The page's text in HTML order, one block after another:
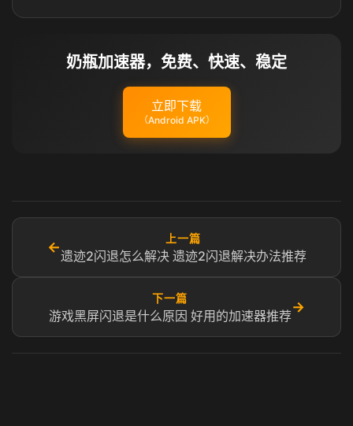
奶瓶加速器，免费、快速、稳定
立即下载
（Android APK）
←
上一篇
遗迹2闪退怎么解决 遗迹2闪退解决办法推荐
下一篇
游戏黑屏闪退是什么原因 好用的加速器推荐
→